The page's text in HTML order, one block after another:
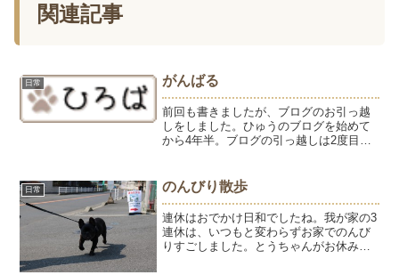
関連記事
日常 がんばる
前回も書きましたが、ブログのお引っ越
しをしました。ひゅうのブログを始めて
から4年半。ブログの引っ越しは2度目で
うかと。なんでもできるWordpressです
が、知...
日常 のんびり散歩
連休はおでかけ日和でしたね。我が家の3
連休は、いつもと変わらずお家でのんび
りすごしました。とうちゃんがお休みの